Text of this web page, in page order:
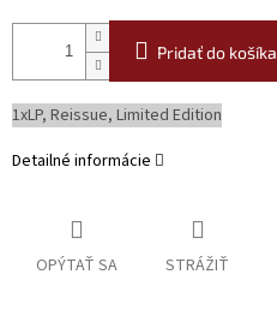
Pridať do košíka
1xLP, Reissue, Limited Edition
Detailné informácie
OPÝTAŤ SA STRÁŽIŤ